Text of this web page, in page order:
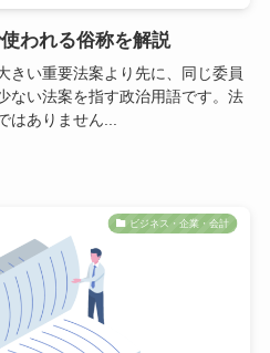
われる俗称を解説
きい重要法案より先に、同じ委員
ない法案を指す政治用語です。法
はありません...
ビジネス・企業・会計